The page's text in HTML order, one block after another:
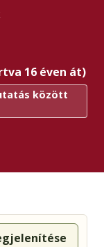
16 éven át)
között